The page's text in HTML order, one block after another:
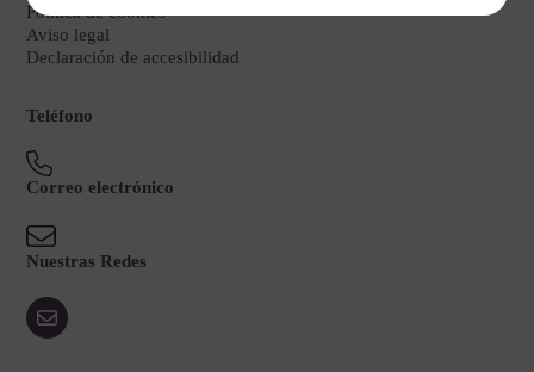
Política de cookies
Aviso legal
Declaración de accesibilidad
Teléfono
Correo electrónico
Nuestras Redes